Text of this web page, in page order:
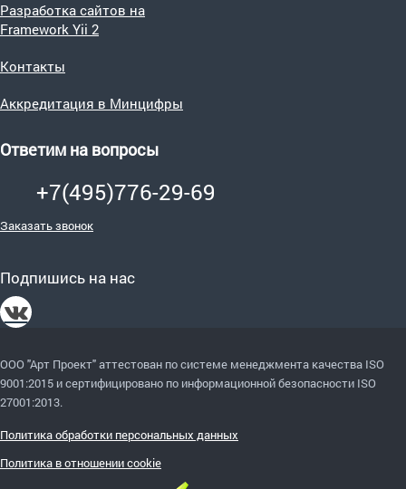
Разработка сайтов на
Framework Yii 2
Контакты
Аккредитация в Минцифры
Ответим на вопросы
+7(495)776-29-69
Заказать звонок
Подпишись на нас
ООО "Арт Проект" аттестован по системе менеджмента качества ISO
9001:2015 и сертифицировано по информационной безопасности ISO
27001:2013.
Политика обработки персональных данных
Политика в отношении cookie